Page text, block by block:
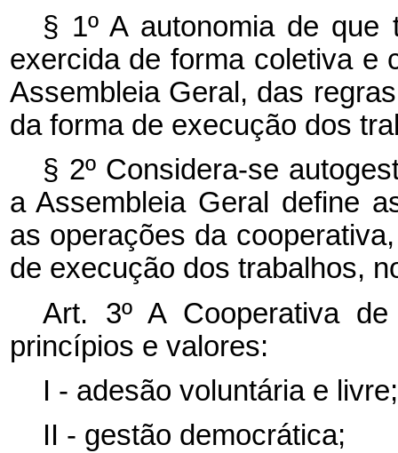
§ 1º A autonomia de
exercida de forma coletiva e
Assembleia Geral, das
da forma de execução dos
§ 2º Considera-se
a Assembleia Geral define
as operações da
de execução dos trabalhos,
Art. 3º A Cooperativa
princípios e valores:
I - adesão voluntária e livre;
II - gestão democrática;